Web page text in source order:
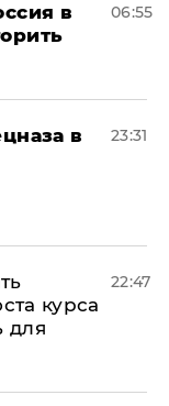
в
06:55
в
23:31
курса
для
22:47